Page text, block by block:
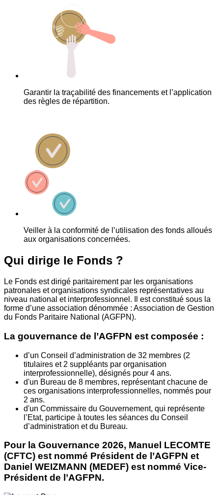
Garantir la traçabilité des financements et l’application
des règles de répartition.
Veiller à la conformité de l’utilisation des fonds alloués
aux organisations concernées.
Qui dirige le Fonds ?
Le Fonds est dirigé paritairement par les organisations
patronales et organisations syndicales représentatives au
niveau national et interprofessionnel. Il est constitué sous la
forme d’une association dénommée : Association de Gestion
du Fonds Paritaire National (AGFPN).
La gouvernance de l’AGFPN est composée :
d’un Conseil d’administration de 32 membres (2
titulaires et 2 suppléants par organisation
interprofessionnelle), désignés pour 4 ans.
d'un Bureau de 8 membres, représentant chacune de
ces organisations interprofessionnelles, nommés pour
2 ans.
d'un Commissaire du Gouvernement, qui représente
l’Etat, participe à toutes les séances du Conseil
d’administration et du Bureau.
Pour la Gouvernance 2026, Manuel LECOMTE
(CFTC) est nommé Président de l’AGFPN et
Daniel WEIZMANN (MEDEF) est nommé Vice-
Président de l’AGFPN.